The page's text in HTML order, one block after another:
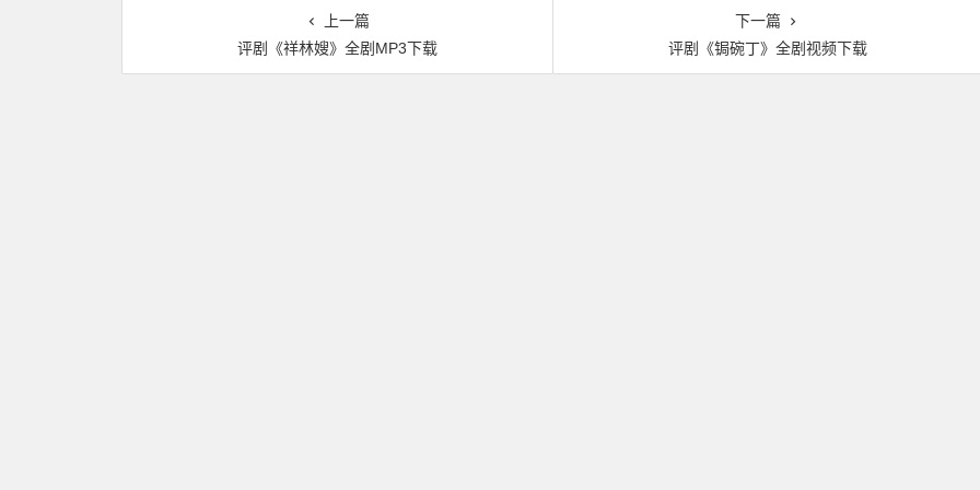
上一篇
评剧《祥林嫂》全剧MP3下载
下一篇
评剧《锔碗丁》全剧视频下载